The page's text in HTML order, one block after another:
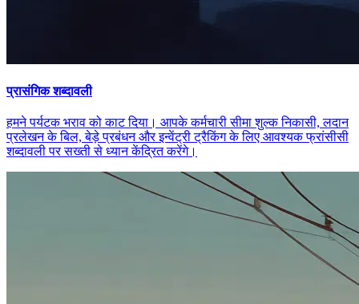
प्रासंगिक शब्दावली
हमने पर्यटक भराव को काट दिया। आपके कर्मचारी सीमा शुल्क निकासी, लदान
प्रलेखन के बिल, बेड़े प्रबंधन और इन्वेंट्री ट्रैकिंग के लिए आवश्यक फ्रांसीसी
शब्दावली पर सख्ती से ध्यान केंद्रित करेंगे।